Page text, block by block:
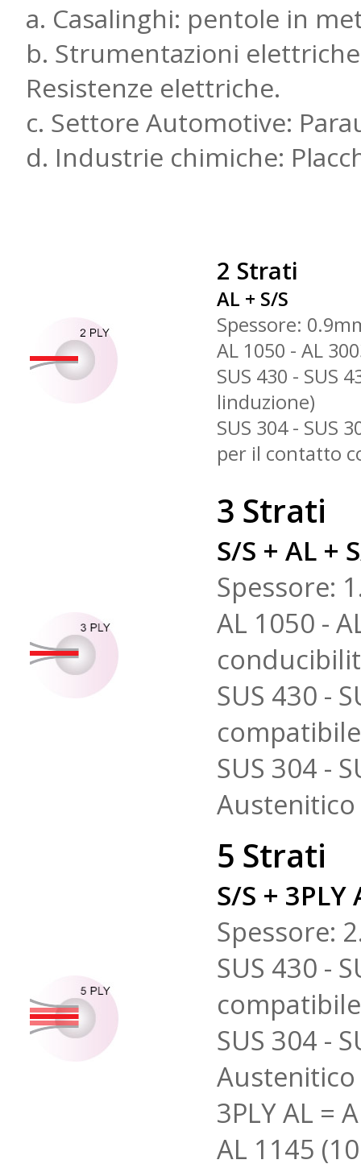
a. Casalinghi: pentole in
b. Strumentazioni
Resistenze elettriche.
c. Settore Automotive:
d. Industrie chimiche:
2 Strati
AL + S/S
Spessore:
AL 1050 - AL
SUS 430 - SUS
linduzione)
SUS 304 - SUS
per il contatto
3 Strati
S/S + AL +
Spessore:
AL 1050 -
SUS 430 -
SUS 304 -
5 Strati
S/S + 3PLY
Spessore:
SUS 430 -
SUS 304 -
3PLY AL =
AL 1145